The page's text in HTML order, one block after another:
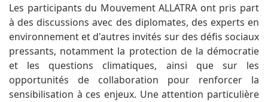
Les participants du Mouvement ALLATRA ont pris part
à des discussions avec des diplomates, des experts en
environnement et d'autres invités sur des défis sociaux
pressants, notamment la protection de la démocratie
et les questions climatiques, ainsi que sur les
opportunités de collaboration pour renforcer la
sensibilisation à ces enjeux. Une attention particulière